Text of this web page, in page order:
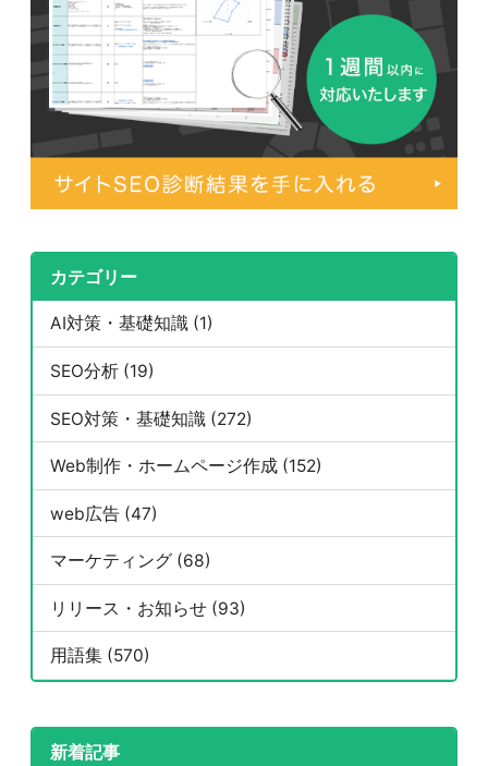
カテゴリー
AI対策・基礎知識 (1)
SEO分析 (19)
SEO対策・基礎知識 (272)
Web制作・ホームページ作成 (152)
web広告 (47)
マーケティング (68)
リリース・お知らせ (93)
用語集 (570)
新着記事